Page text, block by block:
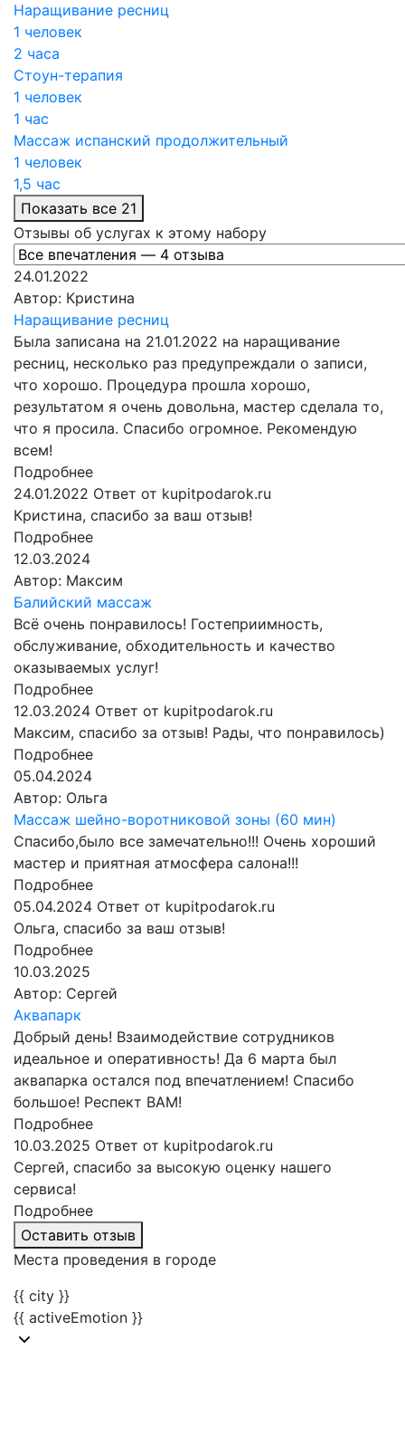
Наращивание ресниц
1 человек
2 часа
Стоун-терапия
1 человек
1 час
Массаж испанский продолжительный
1 человек
1,5 час
Показать все 21
Отзывы об услугах к этому набору
24.01.2022
Автор: Кристина
Наращивание ресниц
Была записана на 21.01.2022 на наращивание
ресниц, несколько раз предупреждали о записи,
что хорошо. Процедура прошла хорошо,
результатом я очень довольна, мастер сделала то,
что я просила. Спасибо огромное. Рекомендую
всем!
Подробнее
24.01.2022 Ответ от kupitpodarok.ru
Кристина, спасибо за ваш отзыв!
Подробнее
12.03.2024
Автор: Максим
Балийский массаж
Всё очень понравилось! Гостеприимность,
обслуживание, обходительность и качество
оказываемых услуг!
Подробнее
12.03.2024 Ответ от kupitpodarok.ru
Максим, спасибо за отзыв! Рады, что понравилось)
Подробнее
05.04.2024
Автор: Ольга
Массаж шейно-воротниковой зоны (60 мин)
Спасибо,было все замечательно!!! Очень хороший
мастер и приятная атмосфера салона!!!
Подробнее
05.04.2024 Ответ от kupitpodarok.ru
Ольга, спасибо за ваш отзыв!
Подробнее
10.03.2025
Автор: Сергей
Аквапарк
Добрый день! Взаимодействие сотрудников
идеальное и оперативность! Да 6 марта был
аквапарка остался под впечатлением! Спасибо
большое! Респект ВАМ!
Подробнее
10.03.2025 Ответ от kupitpodarok.ru
Сергей, спасибо за высокую оценку нашего
сервиса!
Подробнее
Оставить отзыв
Места проведения в городе
{{ city }}
{{ activeEmotion }}